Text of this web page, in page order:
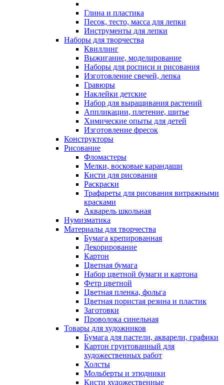
Глина и пластика
Песок, тесто, масса для лепки
Инструменты для лепки
Наборы для творчества
Квиллинг
Выжигание, моделирование
Наборы для росписи и рисования
Изготовление свечей, лепка
Гравюры
Наклейки детские
Набор для выращивания растений
Аппликации, плетение, шитье
Химические опыты для детей
Изготовление фресок
Конструкторы
Рисование
Фломастеры
Мелки, восковые карандаши
Кисти для рисования
Раскраски
Трафареты для рисования витражными
красками
Акварель школьная
Нумизматика
Материалы для творчества
Бумага крепированная
Декорирование
Картон
Цветная бумага
Набор цветной бумаги и картона
Фетр цветной
Цветная пленка, фольга
Цветная пористая резина и пластик
Заготовки
Проволока синельная
Товары для художников
Бумага для пастели, акварели, графики
Картон грунтованный для
художественных работ
Холсты
Мольберты и этюдники
Кисти художественные